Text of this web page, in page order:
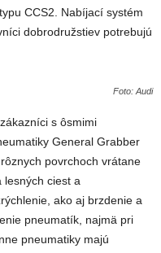
CCS2. Nabíjací systém
dobrodružstiev potrebujú
Foto: Audi
s ôsmimi
General Grabber
povrchoch vrátane
lesných ciest a
ako aj brzdenie a
pneumatík, najmä pri
pneumatiky majú